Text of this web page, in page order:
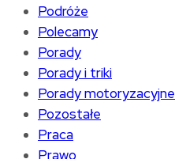
Podróże
Polecamy
Porady
Porady i triki
Porady motoryzacyjne
Pozostałe
Praca
Prawo